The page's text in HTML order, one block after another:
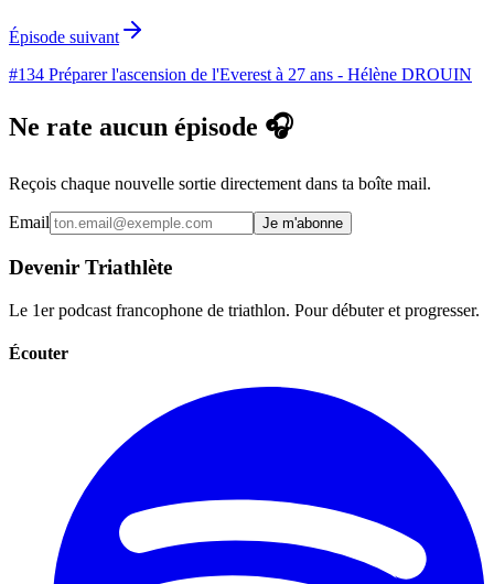
Épisode suivant
#134 Préparer l'ascension de l'Everest à 27 ans - Hélène DROUIN
Ne rate aucun épisode 🎧
Reçois chaque nouvelle sortie directement dans ta boîte mail.
Email Je m'abonne
Devenir Triathlète
Le 1er podcast francophone de triathlon. Pour débuter et progresser.
Écouter